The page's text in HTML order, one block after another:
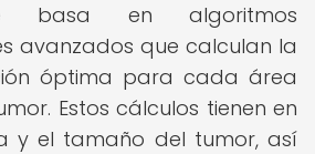
basa en algoritmos
avanzados que calculan la
óptima para cada área
Estos cálculos tienen en
y el tamaño del tumor, así